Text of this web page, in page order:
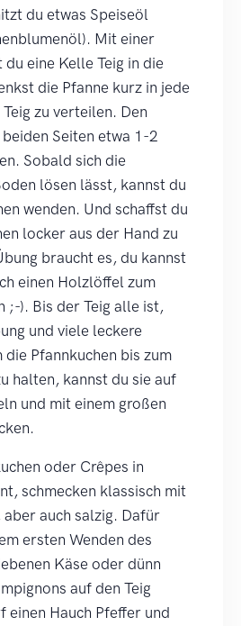
du etwas Speiseöl
Mit einer
eine Kelle Teig in die
die Pfanne kurz in jede
zu verteilen. Den
Seiten etwa 1-2
Sobald sich die
lösen lässt, kannst du
wenden. Und schaffst du
locker aus der Hand zu
braucht es, du kannst
einen Holzlöffel zum
;-). Bis der Teig alle ist,
und viele leckere
die Pfannkuchen bis zum
halten, kannst du sie auf
und mit einem großen
oder Crêpes in
schmecken klassisch mit
auch salzig. Dafür
ersten Wenden des
Käse oder dünn
auf den Teig
einen Hauch Pfeffer und